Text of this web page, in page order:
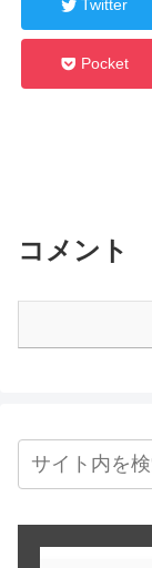
Twitter
Pocket
コメント